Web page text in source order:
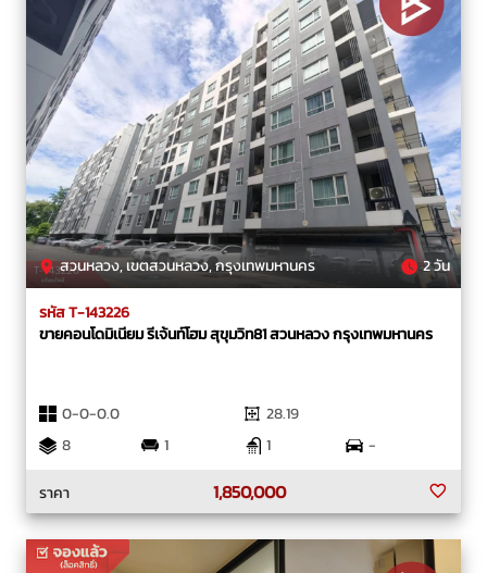
สวนหลวง, เขตสวนหลวง, กรุงเทพมหานคร 2 วัน
รหัส T-143226
ขายคอนโดมิเนียม รีเจ้นท์โฮม สุขุมวิท81 สวนหลวง กรุงเทพมหานคร
0-0-0.0
28.19
8
1 1
-
ราคา
1,850,000